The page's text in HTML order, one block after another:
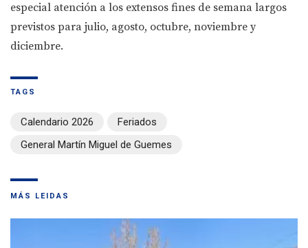
especial atención a los extensos fines de semana largos
previstos para julio, agosto, octubre, noviembre y
diciembre.
TAGS
Calendario 2026
Feriados
General Martín Miguel de Guemes
MÁS LEIDAS